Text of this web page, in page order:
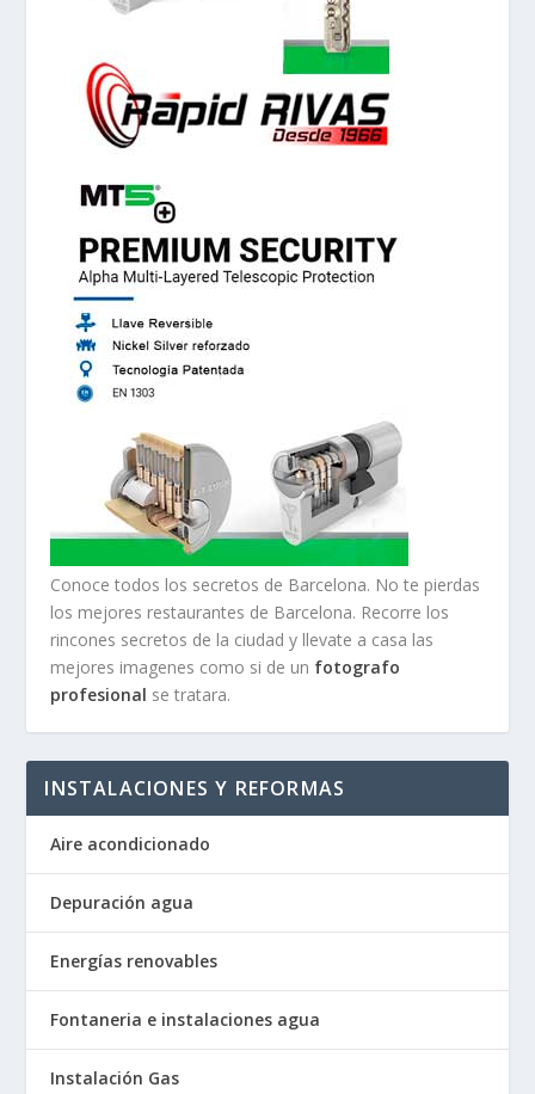
Conoce todos los secretos de Barcelona. No te pierdas
los mejores restaurantes de Barcelona. Recorre los
rincones secretos de la ciudad y llevate a casa las
mejores imagenes como si de un fotografo
profesional se tratara.
INSTALACIONES Y REFORMAS
Aire acondicionado
Depuración agua
Energías renovables
Fontaneria e instalaciones agua
Instalación Gas